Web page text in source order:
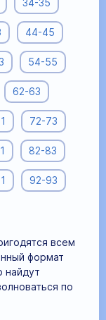
34-35
44-45
54-55
62-63
72-73
82-83
92-93
всем
формат
найдут
по